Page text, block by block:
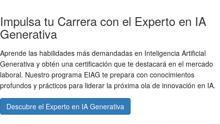
Impulsa tu Carrera con el Experto en IA
Generativa
Aprende las habilidades más demandadas en Inteligencia Artificial
Generativa y obtén una certificación que te destacará en el mercado
laboral. Nuestro programa EIAG te prepara con conocimientos
profundos y prácticos para liderar la próxima ola de innovación en IA.
Descubre el Experto en IA Generativa